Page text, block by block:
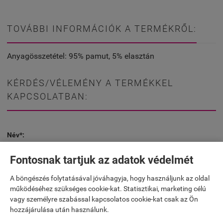
Fontosnak tartjuk az adatok védelmét
A böngészés folytatásával jóváhagyja, hogy használjunk az oldal
működéséhez szükséges cookie-kat. Statisztikai, marketing célú
vagy személyre szabással kapcsolatos cookie-kat csak az Ön
hozzájárulása után használunk.
TOVÁBBI INFORMÁCIÓK A TERMÉKRŐL:
Anyagösszetétel: 95% pamut, 5% elasztán
KÉRDÉS/VÉLEMÉNY A TERMÉKKEL
KAPCSOLATBAN:
Név*:
E-mail*: